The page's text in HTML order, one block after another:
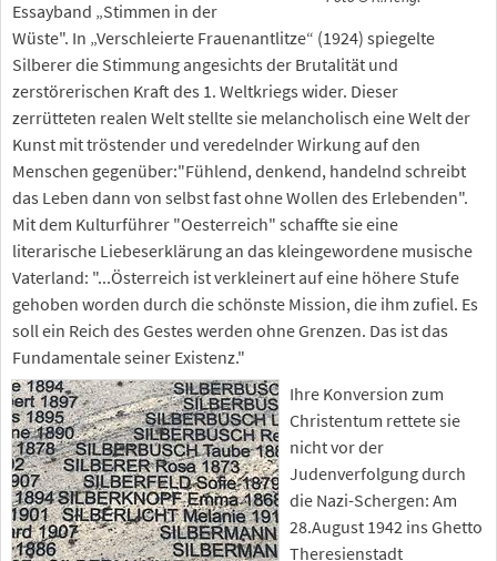
Essayband „Stimmen in der
Wüste". In „Verschleierte Frauenantlitze“ (1924) spiegelte
Silberer die Stimmung angesichts der Brutalität und
zerstörerischen Kraft des 1. Weltkriegs wider. Dieser
zerrütteten realen Welt stellte sie melancholisch eine Welt der
Kunst mit tröstender und veredelnder Wirkung auf den
Menschen gegenüber:"Fühlend, denkend, handelnd schreibt
das Leben dann von selbst fast ohne Wollen des Erlebenden".
Mit dem Kulturführer "Oesterreich" schaffte sie eine
literarische Liebeserklärung an das kleingewordene musische
Vaterland: "...Österreich ist verkleinert auf eine höhere Stufe
gehoben worden durch die schönste Mission, die ihm zufiel. Es
soll ein Reich des Gestes werden ohne Grenzen. Das ist das
Fundamentale seiner Existenz."
Ihre Konversion zum
Christentum rettete sie
nicht vor der
Judenverfolgung durch
die Nazi-Schergen: Am
28.August 1942 ins Ghetto
Theresienstadt